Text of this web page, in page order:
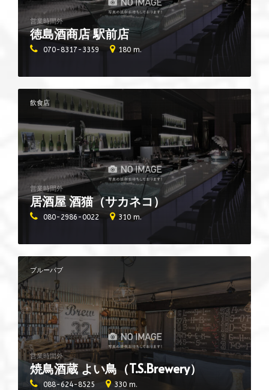
徳島酒商店 駅前店
営業時間外
070-8317-3359 180 m.
飲食店
居酒屋 酒猫（サカネコ）
営業時間外
080-2986-0022 310 m.
ブルーパブ
焼鳥酒蔵 よい鳥（T.S.Brewery）
営業時間外
088-624-8525 330 m.